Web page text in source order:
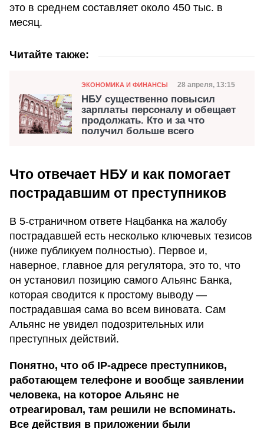
это в среднем составляет около 450 тыс. в
месяц.
Читайте также:
Категория
ЭКОНОМИКА И ФИНАНСЫ Дата публикации
28 апреля, 13:15
НБУ существенно повысил
зарплаты персоналу и обещает
продолжать. Кто и за что
получил больше всего
Что отвечает НБУ и как помогает
пострадавшим от преступников
В 5-страничном ответе Нацбанка на жалобу
пострадавшей есть несколько ключевых тезисов
(ниже публикуем полностью). Первое и,
наверное, главное для регулятора, это то, что
он установил позицию самого Альянс Банка,
которая сводится к простому выводу —
пострадавшая сама во всем виновата. Сам
Альянс не увидел подозрительных или
преступных действий.
Понятно, что об IP-адресе преступников,
работающем телефоне и вообще заявлении
человека, на которое Альянс не
отреагировал, там решили не вспоминать.
Все действия в приложении были